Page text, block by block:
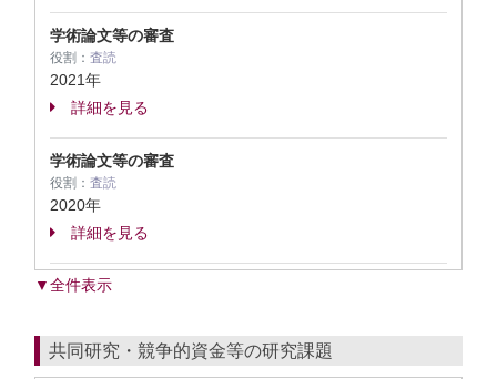
学術論文等の審査
役割： 査読
2021年
詳細を見る
学術論文等の審査
役割： 査読
2020年
詳細を見る
▼全件表示
共同研究・競争的資金等の研究課題